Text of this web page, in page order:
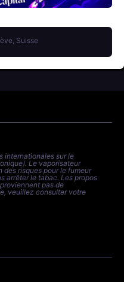
Suisse
internationales sur le
Le vaporisateur
des risques pour le fumeur
arrêter le tabac. Les propos
pas de
veuillez consulter votre